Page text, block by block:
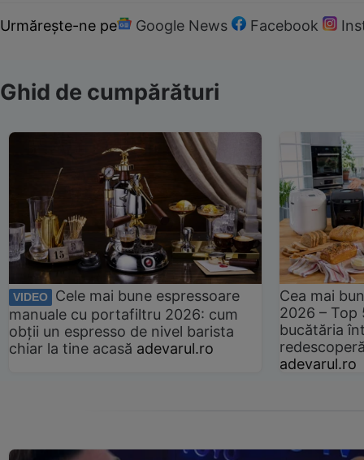
Urmărește-ne pe Google News Facebook
Ghid de cumpărături
VIDEO
Cele mai bune espressoare
manuale cu portafiltru 2026: cum
obții un espresso de nivel barista
chiar la tine acasă adevarul.ro
Cea mai
2026 –
bucătăria
adevarul.ro